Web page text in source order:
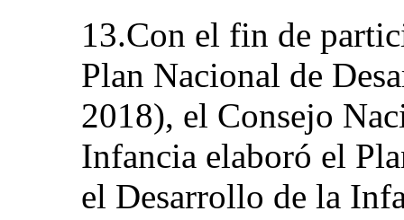
13.Con el fin de
Plan Nacional de
2018), el Consejo
Infancia elaboró el
el Desarrollo de la